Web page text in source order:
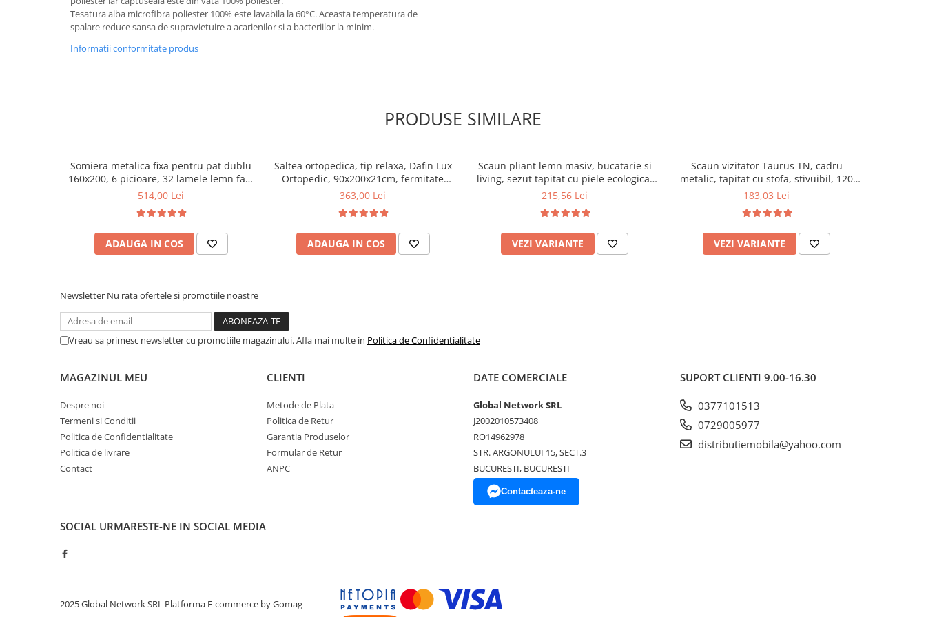
Mese gradinita
Scaune gradinita
Set mese si scaune gradinita
Masa si scaune gradinita
Seturi comode living si dormitor
Tesatura alba microfibra poliester 100% este lavabila la 60°C. Aceasta temperatura de
spalare reduce sansa de supravietuire a acarienilor si a bacteriilor la minim.
Informatii conformitate produs
PRODUSE SIMILARE
Somiera metalica fixa pentru pat dublu
160x200, 6 picioare, 32 lamele lemn fag,
benzi textile, suport saltea ferm, negru
514,00 Lei
ADAUGA IN COS
Saltea ortopedica, tip relaxa, Dafin Lux
Ortopedic, 90x200x21cm, fermitate
medie, cu plasa de arcuri tip Bonell, fata
Salt Confort
363,00 Lei
ADAUGA IN COS
Scaun pliant lemn masiv, bucatarie si
living, sezut tapitat cu piele ecologica,
100 kg, cires
215,56 Lei
VEZI VARIANTE
Scaun vizitator Taurus TN, cadru
metalic, tapitat cu stofa, stivuibil, 120
kg, negru
183,03 Lei
VEZI VARIANTE
Newsletter Nu rata ofertele si promotiile noastre
Vreau sa primesc newsletter cu promotiile magazinului. Afla mai multe in Politica de Confidentialitate
MAGAZINUL MEU
Despre noi
Termeni si Conditii
Politica de Confidentialitate
Politica de livrare
Contact
CLIENTI
Metode de Plata
Politica de Retur
Garantia Produselor
Formular de Retur
ANPC
DATE COMERCIALE
Global Network SRL
J2002010573408
RO14962978
STR. ARGONULUI 15, SECT.3
BUCURESTI, BUCURESTI
Contacteaza-ne
SUPORT CLIENTI 9.00-16.30
0377101513
0729005977
distributiemobila@yahoo.com
SOCIAL URMARESTE-NE IN SOCIAL MEDIA
2025 Global Network SRL Platforma E-commerce by Gomag